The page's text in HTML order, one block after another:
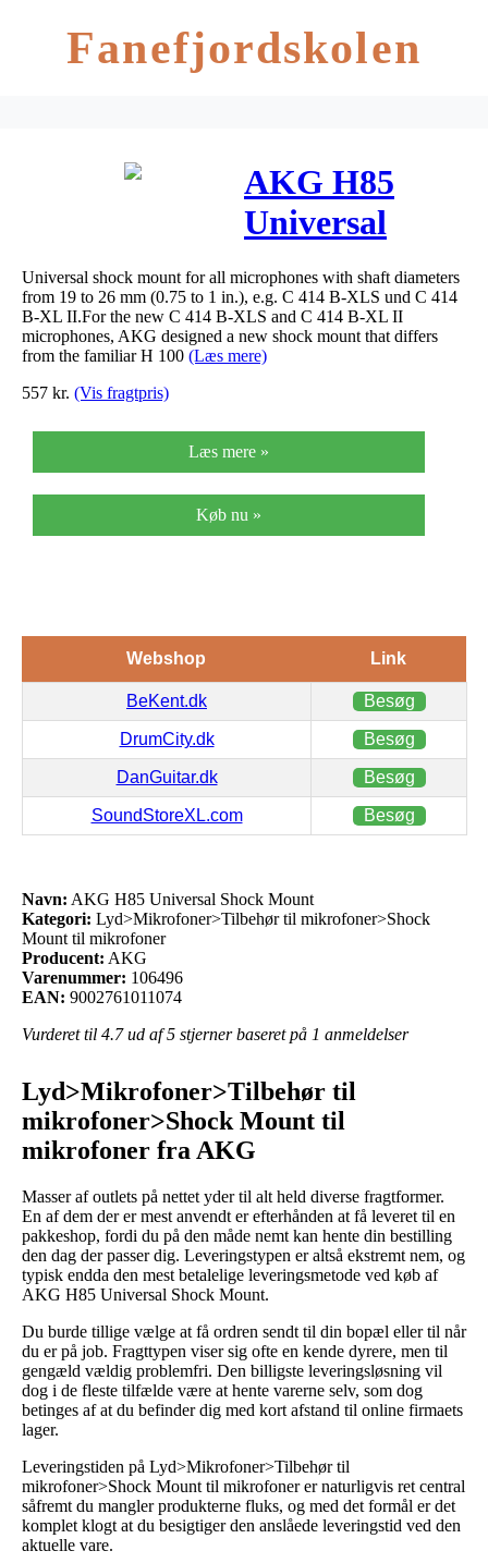
Fanefjordskolen
AKG H85
Universal
Shock Mount
Universal shock mount for all microphones with shaft diameters
from 19 to 26 mm (0.75 to 1 in.), e.g. C 414 B-XLS und C 414
B-XL II.For the new C 414 B-XLS and C 414 B-XL II
microphones, AKG designed a new shock mount that differs
from the familiar H 100 (Læs mere)
557 kr. (Vis fragtpris)
Læs mere »
Køb nu »
Webshop Link
BeKent.dk Besøg
DrumCity.dk Besøg
DanGuitar.dk Besøg
SoundStoreXL.com Besøg
Navn: AKG H85 Universal Shock Mount
Kategori: Lyd>Mikrofoner>Tilbehør til mikrofoner>Shock
Mount til mikrofoner
Producent: AKG
Varenummer: 106496
EAN: 9002761011074
Vurderet til 4.7ud af 5 stjerner baseret på 1 anmeldelser
Lyd>Mikrofoner>Tilbehør til
mikrofoner>Shock Mount til
mikrofoner fra AKG
Masser af outlets på nettet yder til alt held diverse fragtformer.
En af dem der er mest anvendt er efterhånden at få leveret til en
pakkeshop, fordi du på den måde nemt kan hente din bestilling
den dag der passer dig. Leveringstypen er altså ekstremt nem, og
typisk endda den mest betalelige leveringsmetode ved køb af
AKG H85 Universal Shock Mount.
Du burde tillige vælge at få ordren sendt til din bopæl eller til når
du er på job. Fragttypen viser sig ofte en kende dyrere, men til
gengæld vældig problemfri. Den billigste leveringsløsning vil
dog i de fleste tilfælde være at hente varerne selv, som dog
betinges af at du befinder dig med kort afstand til online firmaets
lager.
Leveringstiden på Lyd>Mikrofoner>Tilbehør til
mikrofoner>Shock Mount til mikrofoner er naturligvis ret central
såfremt du mangler produkterne fluks, og med det formål er det
komplet klogt at du besigtiger den anslåede leveringstid ved den
aktuelle vare.